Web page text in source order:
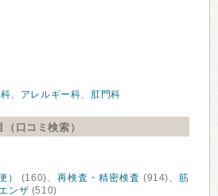
、 アレルギー科、 肛門科
口コミ検索）
） (160)、再検査・精密検査 (914)、筋
ンザ (510)